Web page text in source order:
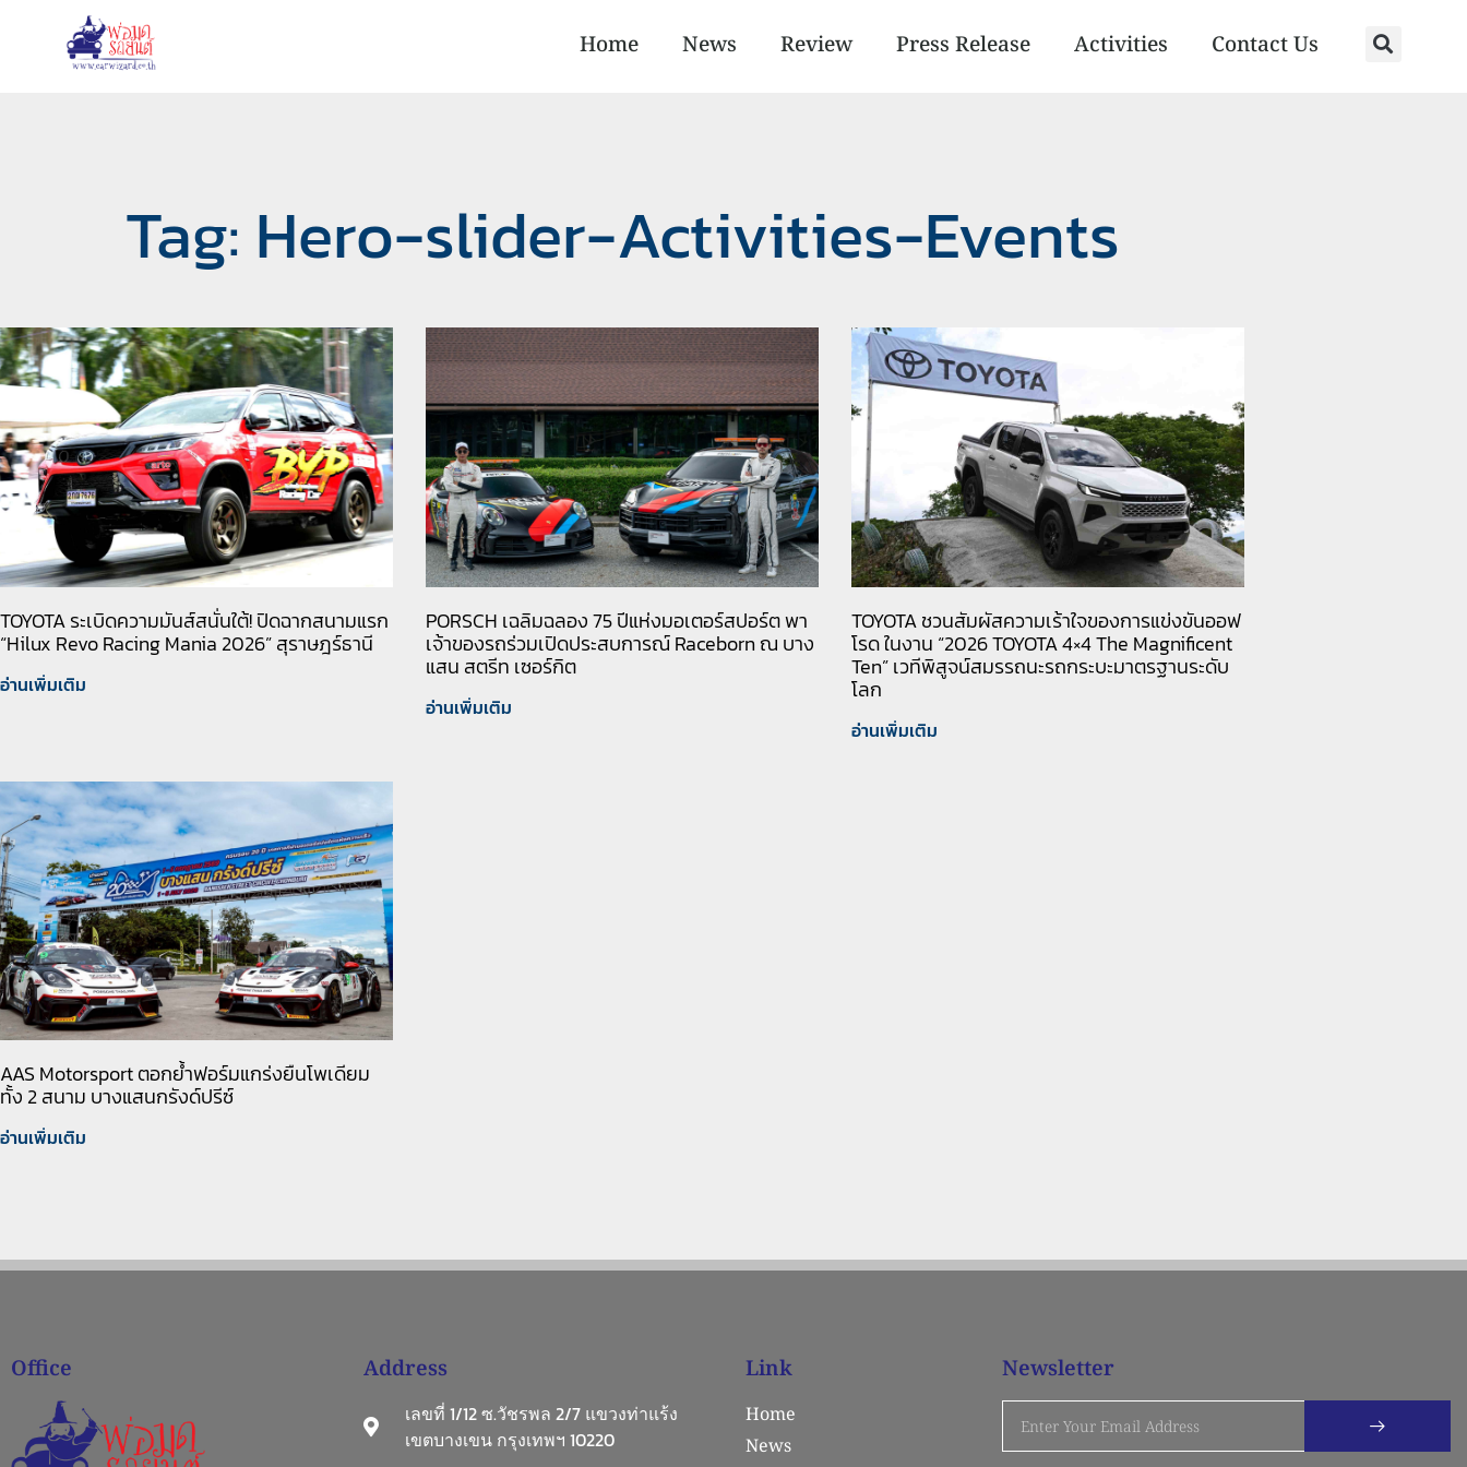
Home News Review Press Release Activities Contact Us
Tag: Hero-slider-Activities-Events
TOYOTA ระเบิดความมันส์สนั่นใต้! ปิดฉากสนามแรก
“Hilux Revo Racing Mania 2026” สุราษฎร์ธานี
อ่านเพิ่มเติม
PORSCH เฉลิมฉลอง 75 ปีแห่งมอเตอร์สปอร์ต พา
เจ้าของรถร่วมเปิดประสบการณ์ Raceborn ณ บาง
แสน สตรีท เซอร์กิต
อ่านเพิ่มเติม
TOYOTA ชวนสัมผัสความเร้าใจของการแข่งขันออฟ
โรด ในงาน “2026 TOYOTA 4×4 The Magnificent
Ten” เวทีพิสูจน์สมรรถนะรถกระบะมาตรฐานระดับ
โลก
อ่านเพิ่มเติม
AAS Motorsport ตอกย้ำฟอร์มแกร่งยืนโพเดียม
ทั้ง 2 สนาม บางแสนกรังด์ปรีซ์
อ่านเพิ่มเติม
Office Address
เลขที่ 1/12 ซ.วัชรพล 2/7 แขวงท่าแร้ง
เขตบางเขน กรุงเทพฯ 10220
Link
Home
News
Newsletter